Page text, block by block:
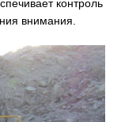
контроль
внимания.